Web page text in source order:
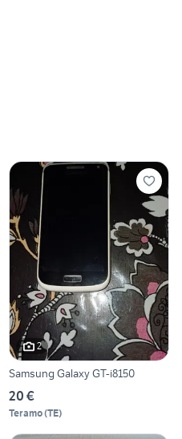
2
Samsung Galaxy GT-i8150
20 €
Teramo(TE)